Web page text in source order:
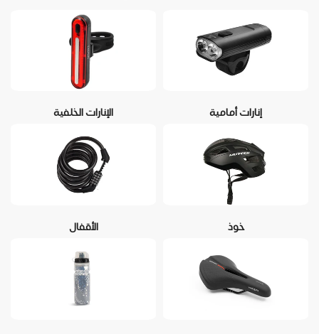
إنارات أمامية الإنارات الخلفية
خوذ الأقفال